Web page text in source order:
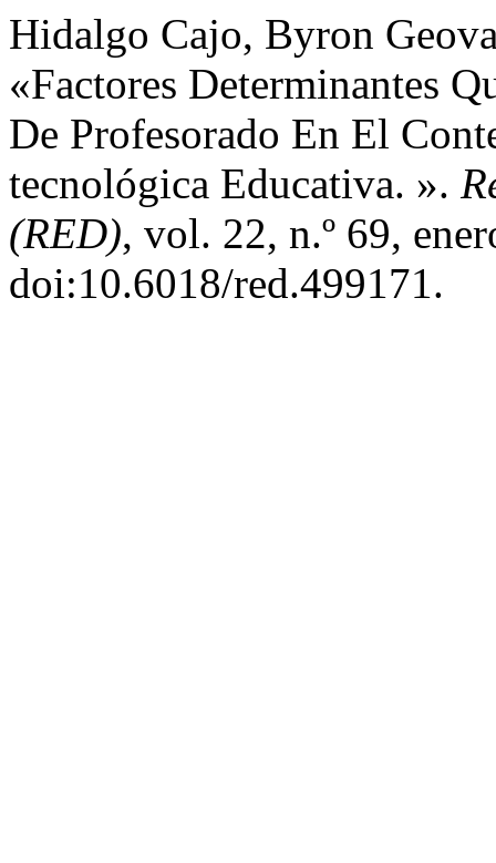
Hidalgo Cajo, Byron
«Factores Determinantes
De Profesorado En El
tecnológica Educativa. ».
(RED), vol. 22, n.º 69,
doi:10.6018/red.499171.